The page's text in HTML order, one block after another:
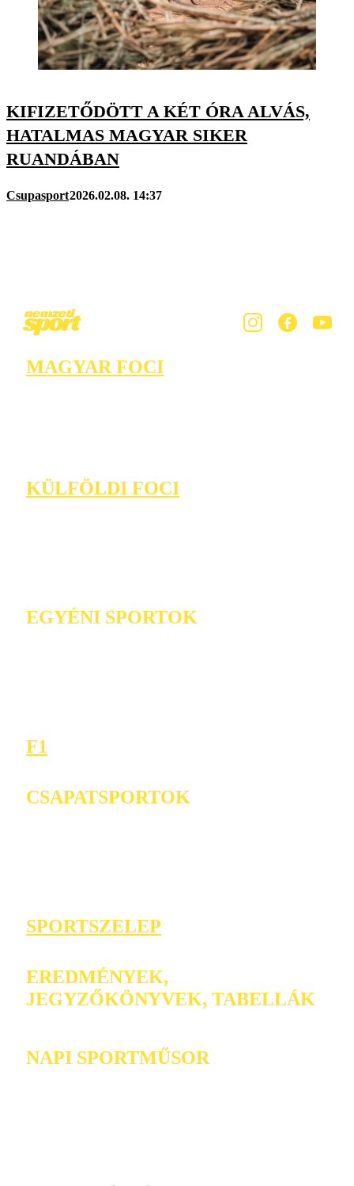
KIFIZETŐDÖTT A KÉT ÓRA ALVÁS,
HATALMAS MAGYAR SIKER
RUANDÁBAN
Csupasport2026.02.08. 14:37
MAGYAR FOCI
KÜLFÖLDI FOCI
EGYÉNI SPORTOK
F1
CSAPATSPORTOK
SPORTSZELEP
EREDMÉNYEK,
JEGYZŐKÖNYVEK, TABELLÁK
NAPI SPORTMŰSOR